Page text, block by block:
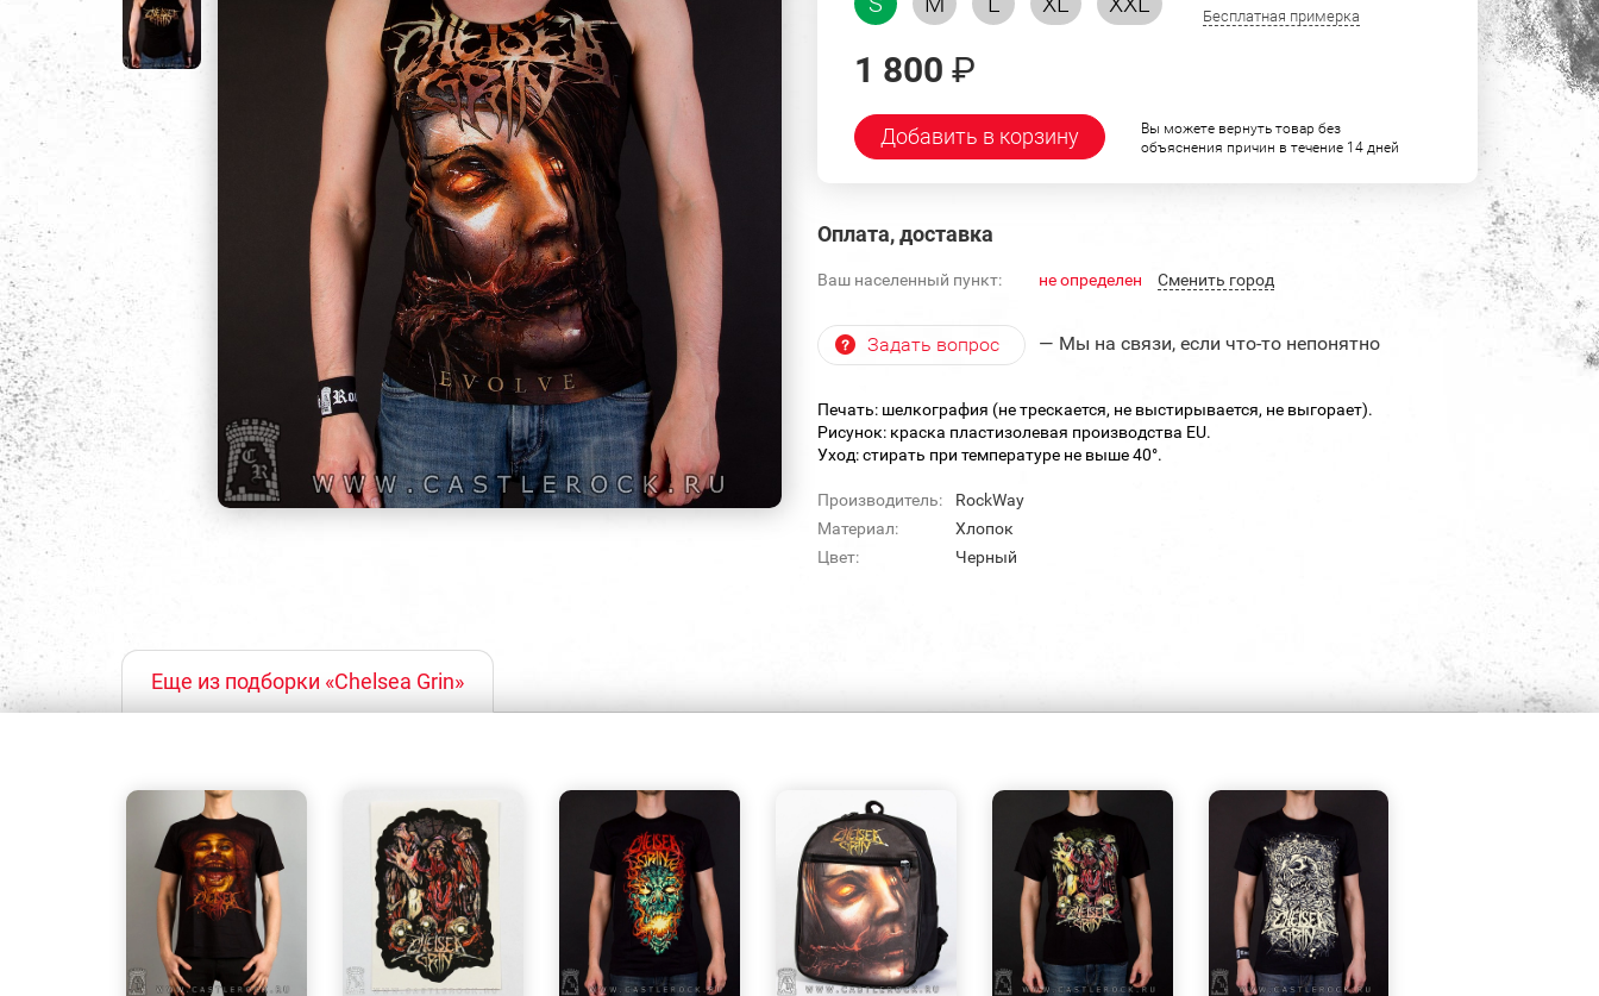
Бесплатная примерка
1 800 ₽
Добавить в корзину
Вы можете вернуть товар без
объяснения причин в течение 14 дней
Оплата, доставка
Ваш населенный пункт: не определен Cменить город
Задать вопрос — Мы на связи, если что-то непонятно
Печать: шелкография (не трескается, не выстирывается, не выгорает).
Рисунок: краска пластизолевая производства EU.
Уход: стирать при температуре не выше 40°.
Производитель:
RockWay
Материал:
Хлопок
Цвет:
Черный
Еще из подборки «Chelsea Grin»